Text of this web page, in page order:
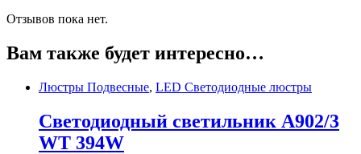
Отзывов пока нет.
Вам также будет интересно…
Люстры Подвесные, LED Светодиодные люстры
Светодиодный светильник A902/3
WT 394W